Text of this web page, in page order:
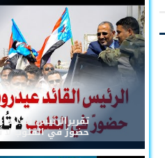
تقريرالرئيس
حضورٌ في القلوب لا